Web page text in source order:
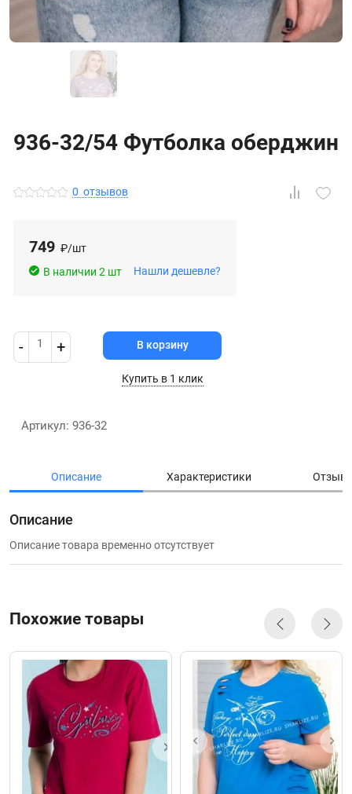
936-32/54 Футболка оберджин
0 отзывов
749 ₽/шт
В наличии 2 шт
Нашли дешевле?
- 1 + В корзину
Купить в 1 клик
Артикул: 936-32
Описание Характеристики
Описание
Описание товара временно отсутствует
Похожие товары